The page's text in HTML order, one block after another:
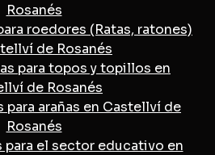
Rosanés
roedores (Ratas, ratones)
de Rosanés
para topos y topillos en
de Rosanés
arañas en Castellví de
Rosanés
para el sector educativo en